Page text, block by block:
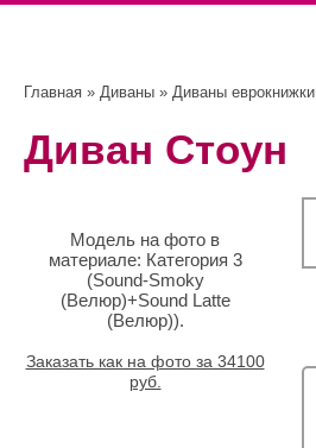
Главная » Диваны » Диваны еврокнижки
Диван Стоун
Модель на фото в
материале: Категория 3
(Sound-Smoky
(Велюр)+Sound Latte
(Велюр)).
Заказать как на фото за 34100
руб.